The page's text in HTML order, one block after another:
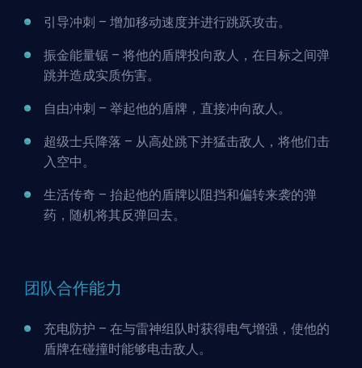
引导冲刺 – 增加移动速度并进行跳跃攻击。
振金能量锯 – 将他的盾牌投向敌人，在目标之间弹
跳并造成实质伤害。
自由冲刺 – 举起他的盾牌，直接冲向敌人。
超级士兵降落 – 从高处跳下并猛击敌人，将他们击
入空中。
生活传奇 – 抬起他的盾牌以阻挡和偏转来袭的弹
药，随机将其反弹回去。
团队合作能力
充电防护 – 在与雷神组队时获得电气增强，使他的
盾牌在碰撞时能够电击敌人。